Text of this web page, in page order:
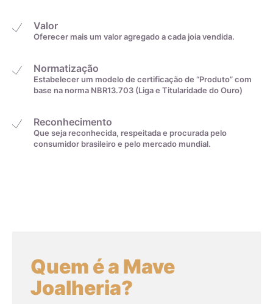
Valor
Oferecer mais um valor agregado a cada joia vendida.
Normatização
Estabelecer um modelo de certificação de “Produto” com
base na norma NBR13.703 (Liga e Titularidade do Ouro)
Reconhecimento
Que seja reconhecida, respeitada e procurada pelo
consumidor brasileiro e pelo mercado mundial.
Quem é a Mave
Joalheria?